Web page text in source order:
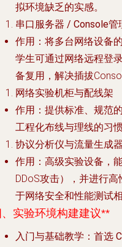
拟环境缺乏的实感。
串口服务器 / Console管
作用 ：将多台网络设备
学生可通过网络远程登
备复用，解决插拔
网络实验机柜与配线架
作用 ：提供标准、规范
工程化布线与理线的习惯
协议分析仪与流量生成器
作用 ：高级实验设备，
DDoS攻击），并进行
于网络安全和性能测试
实验环境构建建议**
入门与基础教学 ：首选